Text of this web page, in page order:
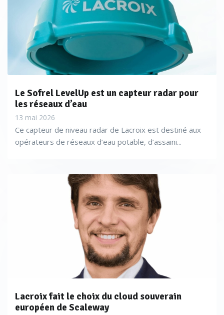
Le Sofrel LevelUp est un capteur radar pour
les réseaux d’eau
13 mai 2026
Ce capteur de niveau radar de Lacroix est destiné aux
opérateurs de réseaux d’eau potable, d’assaini...
Lacroix fait le choix du cloud souverain
européen de Scaleway